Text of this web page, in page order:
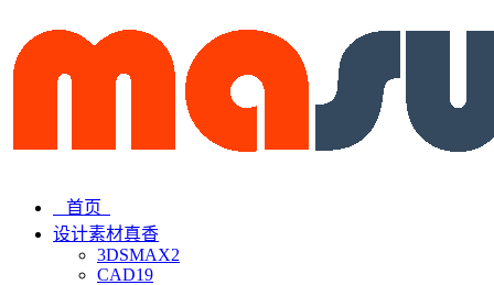
首页
设计素材真香
3DSMAX2
CAD19